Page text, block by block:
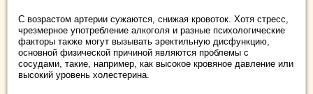
С возрастом артерии сужаются, снижая кровоток. Хотя стресс,
чрезмерное употребление алкоголя и разные психологические
факторы также могут вызывать эректильную дисфункцию,
основной физической причиной являются проблемы с
сосудами, такие, например, как высокое кровяное давление или
высокий уровень холестерина.